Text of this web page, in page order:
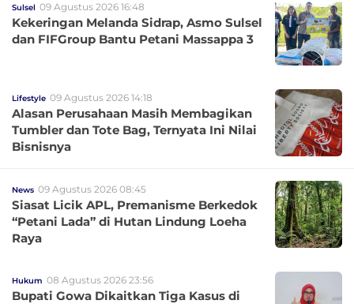
Sulsel 09 Agustus 2026 16:48
Kekeringan Melanda Sidrap, Asmo Sulsel
dan FIFGroup Bantu Petani Massappa 3
Lifestyle 09 Agustus 2026 14:18
Alasan Perusahaan Masih Membagikan
Tumbler dan Tote Bag, Ternyata Ini Nilai
Bisnisnya
News 09 Agustus 2026 08:45
Siasat Licik APL, Premanisme Berkedok
“Petani Lada” di Hutan Lindung Loeha
Raya
Hukum 08 Agustus 2026 23:56
Bupati Gowa Dikaitkan Tiga Kasus di